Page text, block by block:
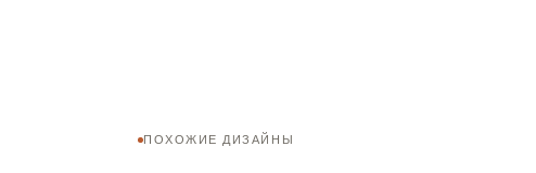
ПОХОЖИЕ ДИЗАЙНЫ